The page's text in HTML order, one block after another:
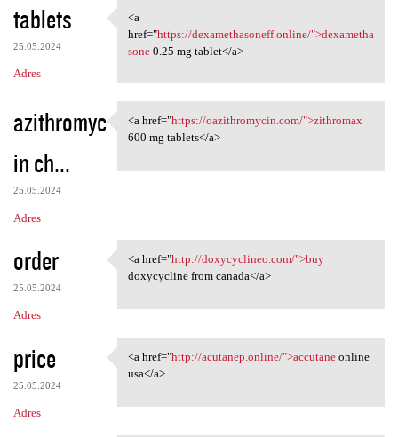
tablets
25.05.2024
Adres
<a href="https:/
<a
href="https://dexamethasoneff.online/">dexametha
sone0.25 mg tablet</a>
azithromyc
in ch...
25.05.2024
Adres
<a href="https:/
<a href="https://oazithromycin.com/">zithromax
600 mg tablets</a>
order
25.05.2024
Adres
<a href="http://doxycyclineo
<a href="http://doxycyclineo.com/">buy
doxycycline from canada</a>
price
25.05.2024
Adres
<a href="http://acutanep
<a href="http://acutanep.online/">accutaneonline
usa</a>